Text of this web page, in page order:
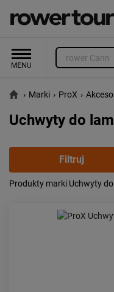
› Marki › ProX ›
Uchwyty do
Popularność:
Produkty marki Uchwyty